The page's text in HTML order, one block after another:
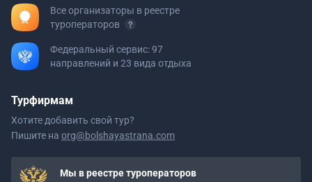
Все организаторы в реестре
туроператоров
Федеральный сервис: 97
направлений и 23 вида отдыха
Турфирмам
Хотите добавить свой тур?
Пишите на org@bolshayastrana.com
Мы в реестре туроператоров